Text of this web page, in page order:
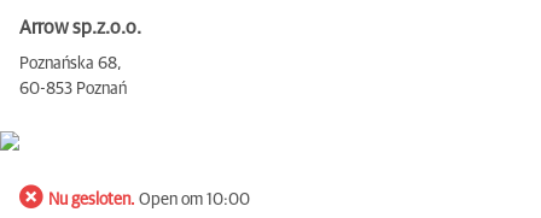
Arrow sp.z.o.o.
Poznańska 68,
60-853 Poznań
Nu gesloten. Open om 10:00